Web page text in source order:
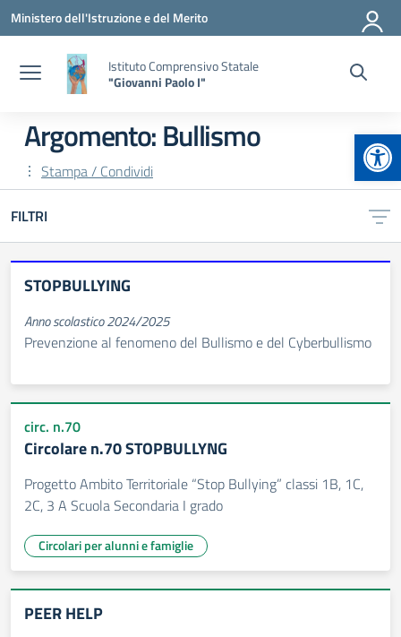
Vai ai contenuti
Vai al menu di navigazione
Vai al footer
Ministero dell'Istruzione e del Merito
Istituto Comprensivo Statale
"Giovanni Paolo I"
Argomento: Bullismo
Stampa / Condividi
FILTRI
STOPBULLYING
Anno scolastico 2024/2025
Prevenzione al fenomeno del Bullismo e del Cyberbullismo
circ. n.70
Circolare n.70 STOPBULLYNG
Progetto Ambito Territoriale “Stop Bullying” classi 1B, 1C,
2C, 3 A Scuola Secondaria I grado
Circolari per alunni e famiglie
PEER HELP